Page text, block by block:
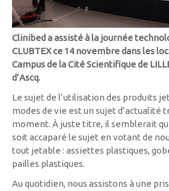
Clinibed a assisté à la journée
CLUBTEX ce 14 novembre dans les
Campus de la Cité Scientifique de
d’Ascq.
Le sujet de l’utilisation des produits
modes de vie est un sujet d’actualité
moment. À juste titre, il semblerait
soit accaparé le sujet en votant de
tout jetable : assiettes plastiques,
pailles plastiques.
Au quotidien, nous assistons à une